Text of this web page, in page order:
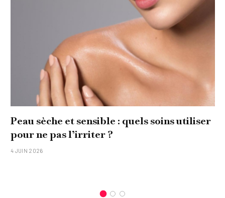
Peau sèche et sensible : quels soins utiliser
pour ne pas l’irriter ?
4 JUIN 2026